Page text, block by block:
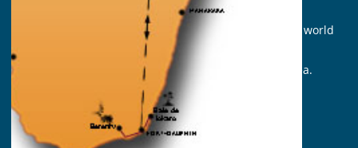
Crystal clear waters housing an underwater world
of great beauty;
Endemic and rare wildlife in a protected area.
Travel identity card
Duration:6 nights on site